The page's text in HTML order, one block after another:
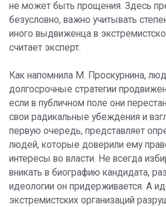
не может быть прощения. Здесь
безусловно, важно учитывать
иного выдвиженца в
считает эксперт.
Как напомнила М. Проскурнина,
долгосрочные стратегии
если в публичном поле они
свои радикальные убеждения и
первую очередь, представляет
людей, которые доверили ему
интересы во власти. Не всегда
вникать в биографию кандидата,
идеологии он придерживается. А
экстремистских организаций